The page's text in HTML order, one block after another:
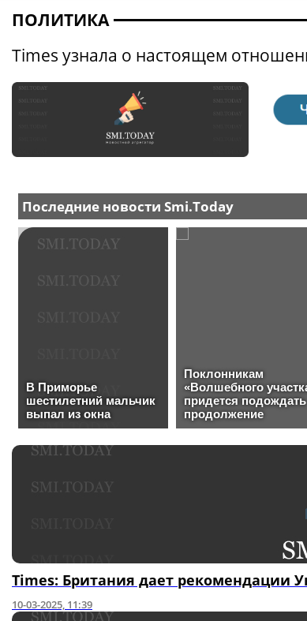
ПОЛИТИКА
Times узнала о настоящем
Times: Британия дает рекомендации
10-03-2025, 11:39